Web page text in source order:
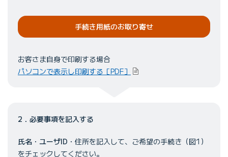
手続き用紙のお取り寄せ
お客さま自身で印刷する場合
パソコンで表示し印刷する［PDF］
2．必要事項を記入する
氏名 ・ ユーザID ・住所を記入して、ご希望の手続き（図1）
をチェックしてください。